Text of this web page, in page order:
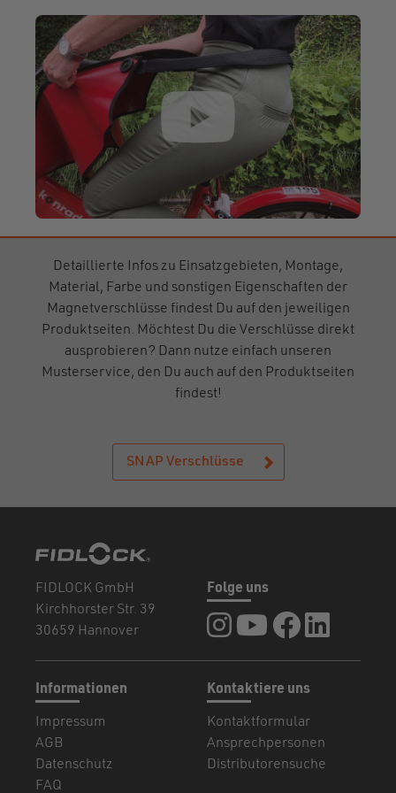
Detaillierte Infos zu Einsatzgebieten, Montage,
Material, Farbe und sonstigen Eigenschaften der
Magnetverschlüsse findest Du auf den jeweiligen
Produktseiten. Möchtest Du die Verschlüsse direkt
ausprobieren? Dann nutze einfach unseren
Musterservice, den Du auch auf den Produktseiten
findest!
SNAP Verschlüsse
FIDLOCK GmbH
Kirchhorster Str. 39
30659 Hannover
Kontaktiere uns
Kontaktformular
Ansprechpersonen
Distributorensuche
Informationen
Impressum
AGB
Datenschutz
FAQ
Folge uns
FIDLOCK auf Instagram
FIDLOCK auf
FIDLOCK auf